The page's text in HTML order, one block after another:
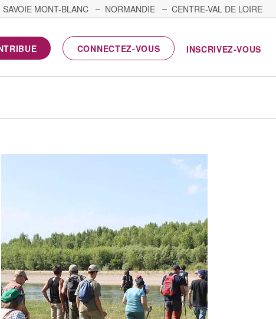
SAVOIE MONT-BLANC NORMANDIE
CENTRE-VAL DE LOIRE
CONNECTEZ-VOUS INSCRIVEZ-VOUS